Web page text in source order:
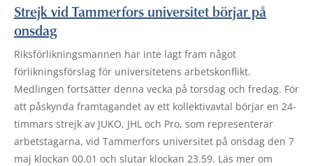
Strejk vid Tammerfors universitet börjar på
onsdag
Riksförlikningsmannen har inte lagt fram något
förlikningsförslag för universitetens arbetskonflikt.
Medlingen fortsätter denna vecka på torsdag och fredag. För
att påskynda framtagandet av ett kollektivavtal börjar en 24-
timmars strejk av JUKO, JHL och Pro, som representerar
arbetstagarna, vid Tammerfors universitet på onsdag den 7
maj klockan 00.01 och slutar klockan 23.59. Läs mer om